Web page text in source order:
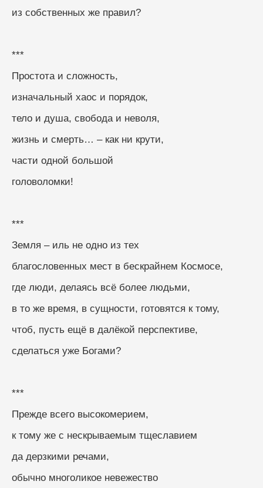
из собственных же правил?
***
Простота и сложность,
изначальный хаос и порядок,
тело и душа, свобода и неволя,
жизнь и смерть… – как ни крути,
части одной большой
головоломки!
***
Земля – иль не одно из тех
благословенных мест в бескрайнем Космосе,
где люди, делаясь всё более людьми,
в то же время, в сущности, готовятся к тому,
чтоб, пусть ещё в далёкой перспективе,
сделаться уже Богами?
***
Прежде всего высокомерием,
к тому же с нескрываемым тщеславием
да дерзкими речами,
обычно многоликое невежество